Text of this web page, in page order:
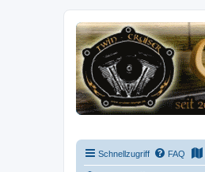
Schnellzugriff FAQ